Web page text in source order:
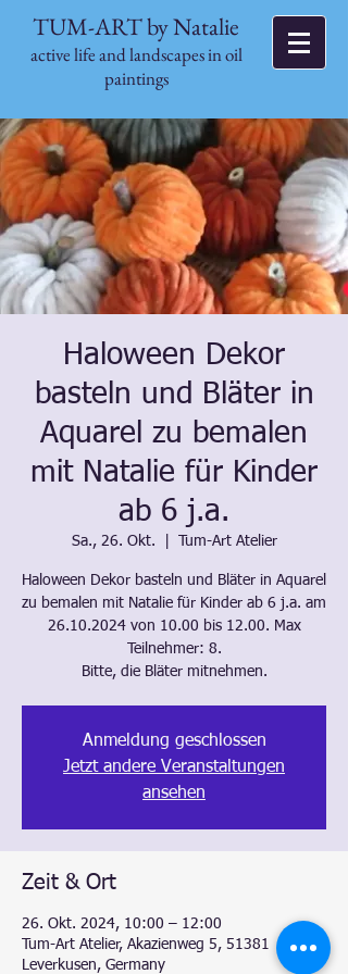
TUM-ART by Natalie
active life and landscapes in oil
paintings
Haloween Dekor
basteln und Bläter in
Aquarel zu bemalen
mit Natalie für Kinder
ab 6 j.a.
Sa., 26. Okt. Tum-Art Atelier
Haloween Dekor basteln und Bläter in Aquarel
zu bemalen mit Natalie für Kinder ab 6 j.a. am
26.10.2024 von 10.00 bis 12.00. Max
Teilnehmer: 8.
Bitte, die Bläter mitnehmen.
Anmeldung geschlossen
Jetzt andere Veranstaltungen
ansehen
Zeit & Ort
26. Okt. 2024, 10:00 – 12:00
Tum-Art Atelier, Akazienweg 5, 51381
Leverkusen, Germany